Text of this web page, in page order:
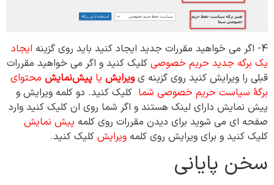
4- اگر می خواهید مقررات جدید ایجاد کنید باید روی گزینه
ایجاد
یک برگه جدید حریم خصوصی کلیک کنید و اگر می خواهید مقررات
قبلی را ویرایش کنید روی گزینه یویرایش یا پیش‌نمایش محتوای
برگهٔ سیاست حریم خصوصی شما کلیک کنید. دو کلمه ویرایش و
پیش نمایش دارای لینک هستند و اگر شما روی ان کلیک کنید وارد
صفحه ای می شوید برای دیدن مقررات روی کلمه پیش نمایش
کلیک کنید و برای ویرایش روی کلمه ویرایش کلیک کنید.
سخن پایانی